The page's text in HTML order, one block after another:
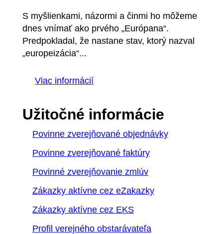
S myšlienkami, názormi a činmi ho môžeme
dnes vnímať ako prvého „Európana“.
Predpokladal, že nastane stav, ktorý nazval
„europeizácia“...
Viac informácií
Užitočné informácie
Povinne zverejňované objednávky
Povinne zverejňované faktúry
Povinné zverejňovanie zmlúv
Zákazky aktívne cez eZakazky
Zákazky aktívne cez EKS
Profil verejného obstarávateľa